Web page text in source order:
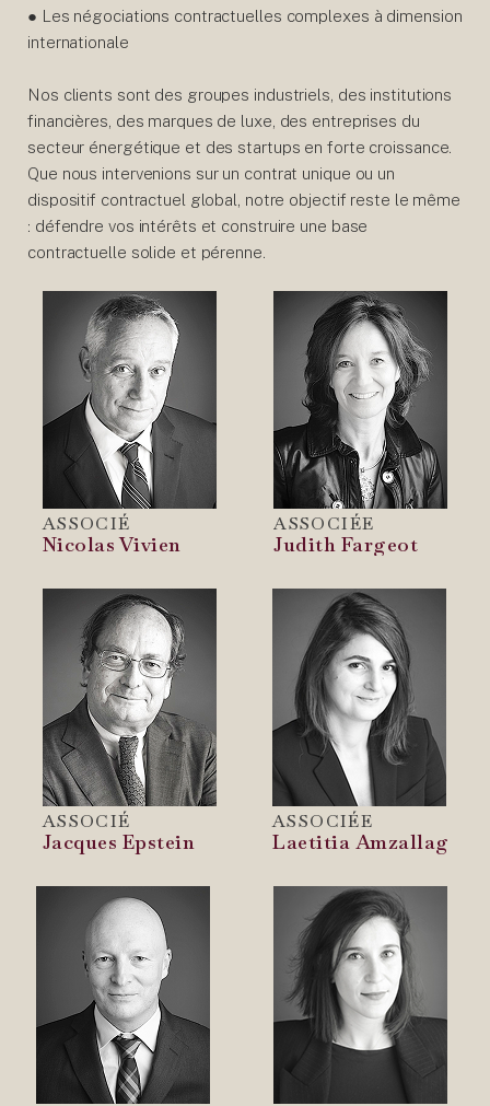
● Les négociations contractuelles complexes à dimension
internationale
Nos clients sont des groupes industriels, des institutions
financières, des marques de luxe, des entreprises du
secteur énergétique et des startups en forte croissance.
Que nous intervenions sur un contrat unique ou un
dispositif contractuel global, notre objectif reste le même
: défendre vos intérêts et construire une base
contractuelle solide et pérenne.
ASSOCIÉ
Nicolas Vivien
ASSOCIÉE
Judith Fargeot
ASSOCIÉ
Jacques Epstein
ASSOCIÉE
Laetitia Amzallag